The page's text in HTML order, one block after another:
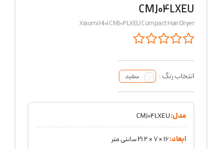
CMJ04LXEU
Xiaomi H101 CMJ04LXEU Compact Hair Dryer
انتخاب رنگ : سفید
مدل:CMJ04LXEU
ابعاد:16 × 7 × 21.2 سانتی متر